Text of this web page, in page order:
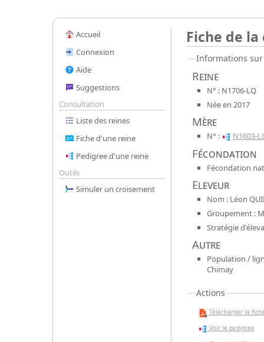
Accueil
Connexion
Aide
Suggestions
Consultation
Liste des reines
Fiche d'une reine
Pedigree d'une reine
Outils
Simuler un croisement
Fiche de la
Informations
Reine
N° : N1706-LQ
Née en 2017
Mère
N° : N1603-
Fécondation
Fécondation
Eleveur
Nom : Léon
Groupement :
Stratégie
Autre
Population /
Chimay
Actions
Télécharger la
Voir le pedigree